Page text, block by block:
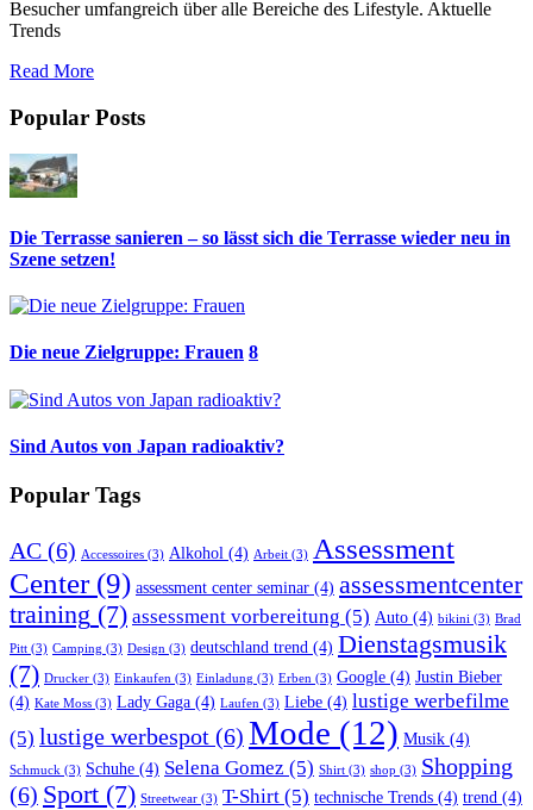
Besucher umfangreich über alle Bereiche des Lifestyle. Aktuelle
Trends
Read More
Popular Posts
Die Terrasse sanieren – so lässt sich die Terrasse wieder neu in
Szene setzen!
Die neue Zielgruppe: Frauen 8
Sind Autos von Japan radioaktiv?
Popular Tags
AC (6) Accessoires (3) Alkohol (4) Arbeit (3) Assessment
Center(9) assessment center seminar (4) assessmentcenter
training (7) assessment vorbereitung (5) Auto (4) bikini (3) Brad
Pitt (3) Camping (3) Design (3) deutschland trend (4) Dienstagsmusik
(7) Drucker (3) Einkaufen (3) Einladung (3) Erben (3) Google (4) Justin Bieber
(4) Kate Moss (3) Lady Gaga (4) Laufen (3) Liebe (4) lustige werbefilme
(5) lustige werbespot (6) Mode (12) Musik (4)
Schmuck (3) Schuhe (4) Selena Gomez (5) Shirt (3) shop (3) Shopping
(6) Sport (7) Streetwear (3) T-Shirt (5) technische Trends (4) trend (4)